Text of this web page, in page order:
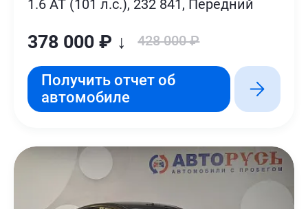
1.6 AT (101 л.с.), 232 841, Передний
378 000 ₽ ↓ 428 000 ₽
Получить отчет об
автомобиле